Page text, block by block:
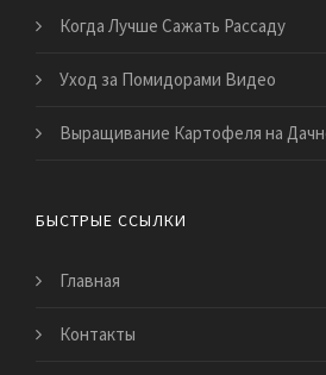
Когда Лучше Сажать Рассаду
Уход за Помидорами Видео
Выращивание Картофеля на
БЫСТРЫЕ ССЫЛКИ
Главная
Контакты